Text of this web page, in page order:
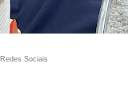
Redes Sociais